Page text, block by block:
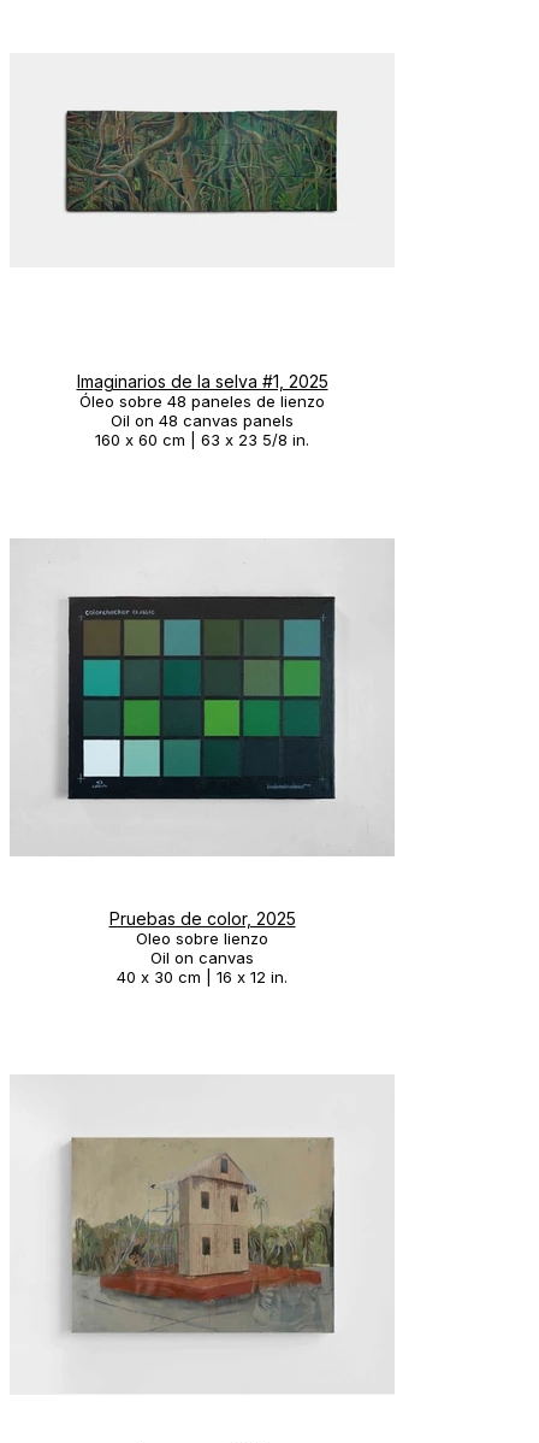
Imaginarios de la selva #1, 2025
Óleo sobre 48 paneles de lienzo
Oil on 48 canvas panels
160 x 60 cm | 63 x 23 5/8 in.
Pruebas de color, 2025
Oleo sobre lienzo
Oil on canvas
40 x 30 cm | 16 x 12 in.